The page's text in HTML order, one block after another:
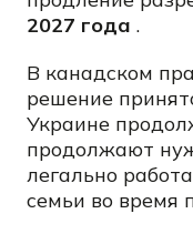
2027 года .
В канадском
решение
Украине
продолжают
легально
семьи во время